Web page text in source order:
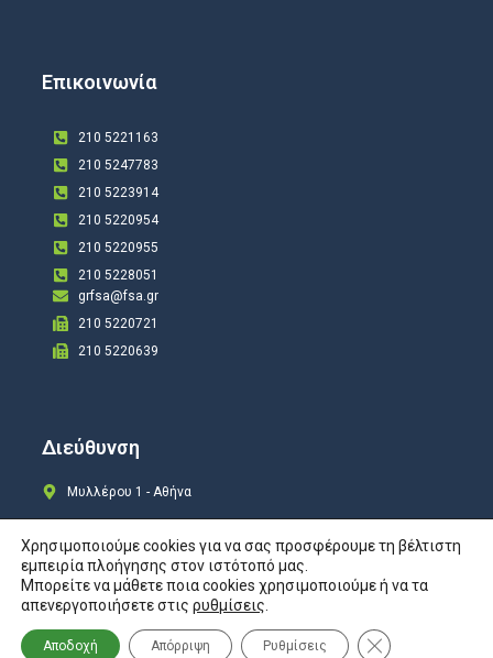
Επικοινωνία
210 5221163
210 5247783
210 5223914
210 5220954
210 5220955
210 5228051
grfsa@fsa.gr
210 5220721
210 5220639
Διεύθυνση
Μυλλέρου 1 - Αθήνα
Copyright © 2024 All rights Reserved. Design byCOSMOTE New Site4U
Προστασία Προσωπικών Δεδομένων
Χρησιμοποιούμε cookies για να σας προσφέρουμε τη βέλτιστη
εμπειρία πλοήγησης στον ιστότοπό μας.
Μπορείτε να μάθετε ποια cookies χρησιμοποιούμε ή να τα
απενεργοποιήσετε στις ρυθμίσεις
Αποδοχή Απόρριψη Ρυθμίσεις Κλείσιμο του